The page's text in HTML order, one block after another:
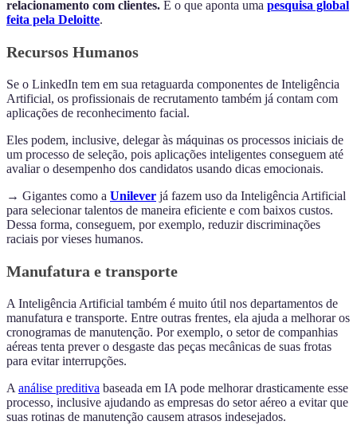
relacionamento com clientes. É o que aponta uma pesquisa global
feita pela Deloitte.
Recursos Humanos
Se o LinkedIn tem em sua retaguarda componentes de Inteligência
Artificial, os profissionais de recrutamento também já contam com
aplicações de reconhecimento facial.
Eles podem, inclusive, delegar às máquinas os processos iniciais de
um processo de seleção, pois aplicações inteligentes conseguem até
avaliar o desempenho dos candidatos usando dicas emocionais.
→ Gigantes como a Unilever já fazem uso da Inteligência Artificial
para selecionar talentos de maneira eficiente e com baixos custos.
Dessa forma, conseguem, por exemplo, reduzir discriminações
raciais por vieses humanos.
Manufatura e transporte
A Inteligência Artificial também é muito útil nos departamentos de
manufatura e transporte. Entre outras frentes, ela ajuda a melhorar os
cronogramas de manutenção. Por exemplo, o setor de companhias
aéreas tenta prever o desgaste das peças mecânicas de suas frotas
para evitar interrupções.
A análise preditiva baseada em IA pode melhorar drasticamente esse
processo, inclusive ajudando as empresas do setor aéreo a evitar que
suas rotinas de manutenção causem atrasos indesejados.